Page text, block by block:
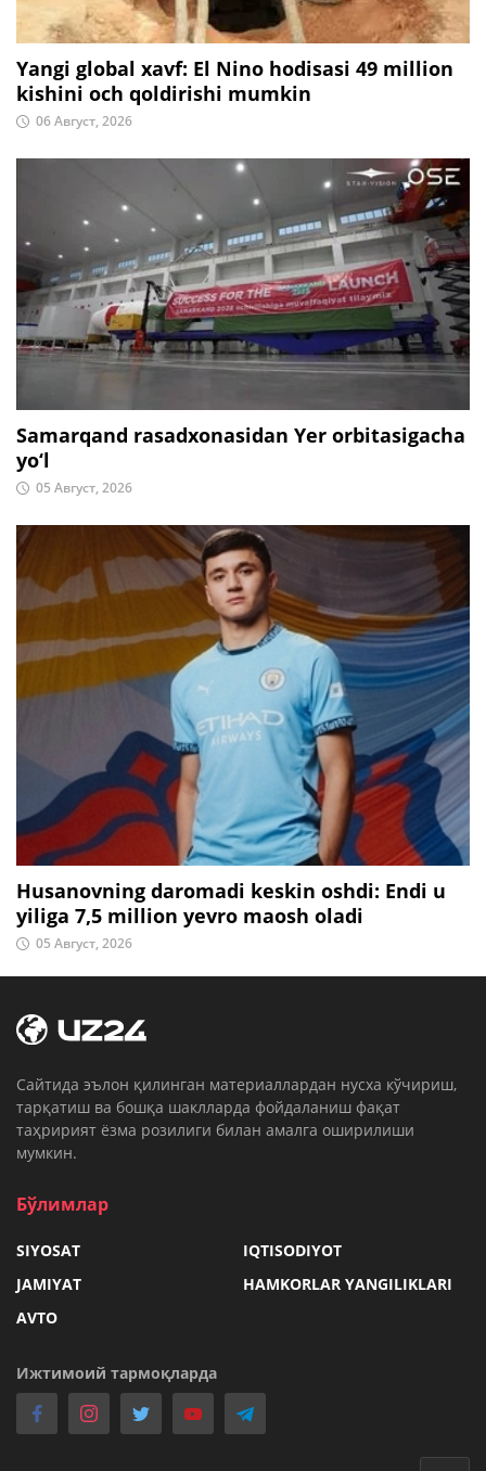
Yangi global xavf: El Nino hodisasi 49 million
kishini och qoldirishi mumkin
06 Август, 2026
Samarqand rasadxonasidan Yer orbitasigacha
yo‘l
05 Август, 2026
Husanovning daromadi keskin oshdi: Endi u
yiliga 7,5 million yevro maosh oladi
05 Август, 2026
Cайтида эълон қилинган материаллардан нусха кўчириш,
тарқатиш ва бошқа шаклларда фойдаланиш фақат
таҳририят ёзма розилиги билан амалга оширилиши
мумкин.
Бўлимлар
SIYOSAT
IQTISODIYOT
JAMIYAT
HAMKORLAR YANGILIKLARI
AVTO
Ижтимоий тармоқларда